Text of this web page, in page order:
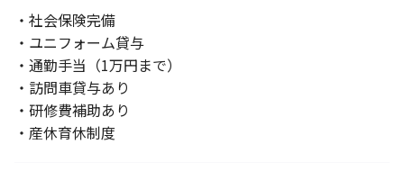
・社会保険完備
・ユニフォーム貸与
・通勤手当（1万円まで）
・訪問車貸与あり
・研修費補助あり
・産休育休制度